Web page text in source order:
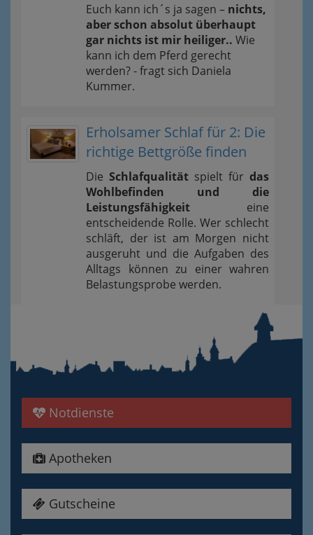
Euch kann ich´s ja sagen – nichts,
aber schon absolut überhaupt
gar nichts ist mir heiliger.. Wie
kann ich dem Pferd gerecht
werden? - fragt sich Daniela
Kummer.
Erholsamer Schlaf für 2: Die
richtige Bettgröße finden
Die Schlafqualität spielt für das
Wohlbefinden und die
Leistungsfähigkeit eine
entscheidende Rolle. Wer schlecht
schläft, der ist am Morgen nicht
ausgeruht und die Aufgaben des
Alltags können zu einer wahren
Belastungsprobe werden.
Notdienste
Apotheken
Gutscheine